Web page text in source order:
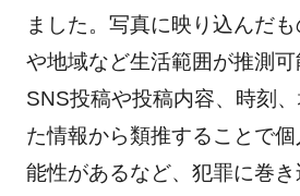
ました。写真に映り込んだ
や地域など生活範囲が推測
SNS投稿や投稿内容、時刻
た情報から類推することで
能性があるなど、犯罪に巻